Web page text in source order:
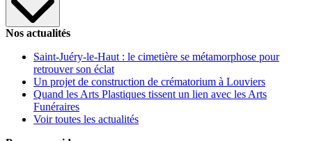
Nos actualités
Saint-Juéry-le-Haut : le cimetière se métamorphose pour
retrouver son éclat
Un projet de construction de crématorium à Louviers
Quand les Arts Plastiques tissent un lien avec les Arts
Funéraires
Voir toutes les actualités